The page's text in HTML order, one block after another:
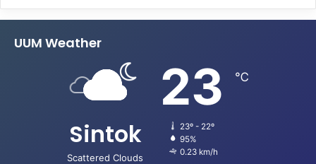
UUM Weather
Sintok
Scattered Clouds
23 ℃
23º - 22º
95%
0.23 km/h